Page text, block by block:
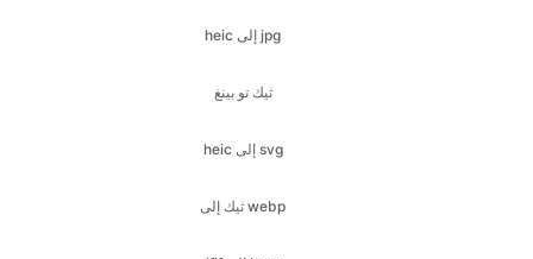
heic إلى svg
ثيك إلى webp
jfif إلى bmp
jfif إلى gif